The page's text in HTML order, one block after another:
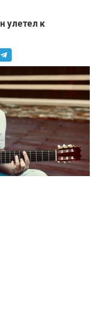
улетел к